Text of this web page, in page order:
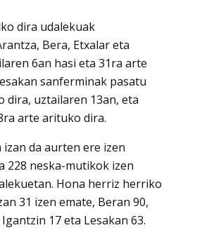
dira udalekuak
Bera, Etxalar eta
6an hasi eta 31ra arte
sanferminak pasatu
dira, uztailaren 13an, eta
arte arituko dira.
da aurten ere izen
228 neska-mutikok izen
Hona herriz herriko
31 izen emate, Beran 90,
17 eta Lesakan 63.